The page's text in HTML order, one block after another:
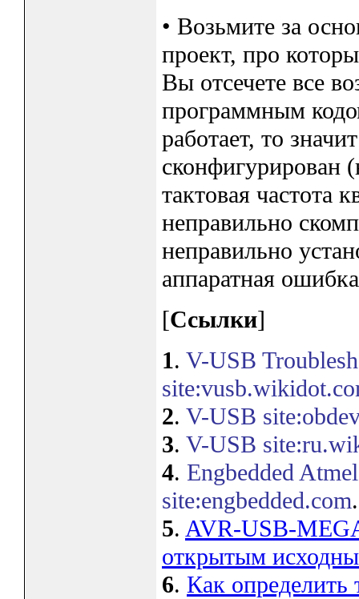
• Возьмите за
проект, про
Вы отсечете все
программным
работает, то
сконфигурирован
тактовая частота
неправильно
неправильно
аппаратная
[Ссылки]
1. V-USB
2. V-USB
3. V-USB
4. Engbedded
site:engbedded.com.
5. AVR-USB-
открытым
6. Как определить